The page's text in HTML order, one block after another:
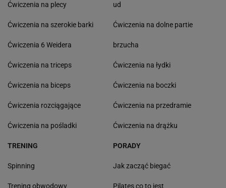
Ćwiczenia na plecy
Ćwiczenia na szerokie barki
Ćwiczenia 6 Weidera
Ćwiczenia na triceps
Ćwiczenia na biceps
Ćwiczenia rozciągające
Ćwiczenia na pośladki
ud
Ćwiczenia na dolne partie
brzucha
Ćwiczenia na łydki
Ćwiczenia na boczki
Ćwiczenia na przedramie
Ćwiczenia na drążku
TRENING
Spinning
Trening obwodowy
PORADY
Jak zacząć biegać
Pilates co to jest